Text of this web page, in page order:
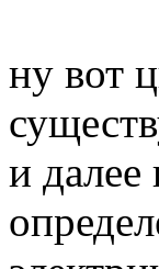
ну вот
и далее